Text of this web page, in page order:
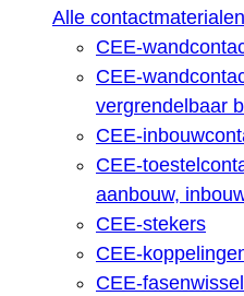
Alle contactmaterialen
CEE-
CEE-
vergrendelbaar
CEE-
CEE-
aanbouw,
CEE-stekers
CEE-
CEE-